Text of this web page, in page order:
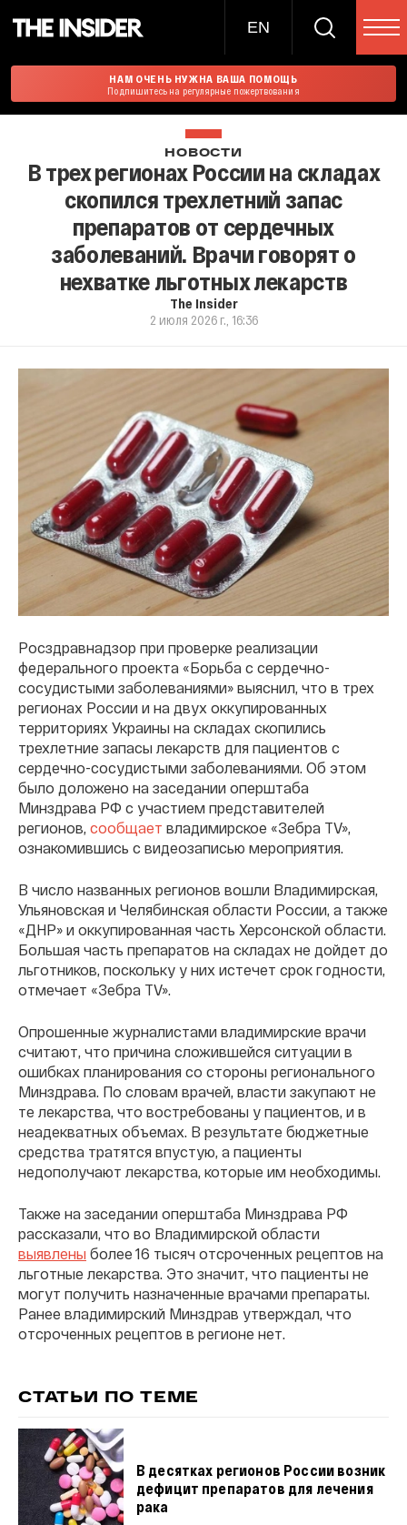
EN
НАМ ОЧЕНЬ НУЖНА ВАША ПОМОЩЬ
Подпишитесь на регулярные пожертвования
НОВОСТИ
В трех регионах России на складах
скопился трехлетний запас
препаратов от сердечных
заболеваний. Врачи говорят о
нехватке льготных лекарств
The Insider
2 июля 2026 г., 16:36
Росздравнадзор при проверке реализации
федерального проекта «Борьба с сердечно-
сосудистыми заболеваниями» выяснил, что в трех
регионах России и на двух оккупированных
территориях Украины на складах скопились
трехлетние запасы лекарств для пациентов с
сердечно-сосудистыми заболеваниями. Об этом
было доложено на заседании оперштаба
Минздрава РФ с участием представителей
регионов, сообщает владимирское «Зебра TV»,
ознакомившись с видеозаписью мероприятия.
В число названных регионов вошли Владимирская,
Ульяновская и Челябинская области России, а также
«ДНР» и оккупированная часть Херсонской области.
Большая часть препаратов на складах не дойдет до
льготников, поскольку у них истечет срок годности,
отмечает «Зебра TV».
Опрошенные журналистами владимирские врачи
считают, что причина сложившейся ситуации в
ошибках планирования со стороны регионального
Минздрава. По словам врачей, власти закупают не
те лекарства, что востребованы у пациентов, и в
неадекватных объемах. В результате бюджетные
средства тратятся впустую, а пациенты
недополучают лекарства, которые им необходимы.
Также на заседании оперштаба Минздрава РФ
рассказали, что во Владимирской области
выявлены более 16 тысяч отсроченных рецептов на
льготные лекарства. Это значит, что пациенты не
могут получить назначенные врачами препараты.
Ранее владимирский Минздрав утверждал, что
отсроченных рецептов в регионе нет.
СТАТЬИ ПО ТЕМЕ
В десятках регионов России возник
дефицит препаратов для лечения
рака